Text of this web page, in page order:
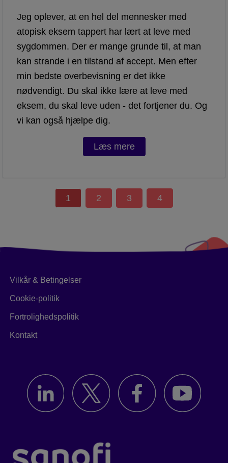
Jeg oplever, at en hel del mennesker med
atopisk eksem tappert har lært at leve med
sygdommen. Der er mange grunde til, at man
kan strande i en tilstand af accept. Men efter
min bedste overbevisning er det ikke
nødvendigt. Du skal ikke lære at leve med
eksem, du skal leve uden - det fortjener du. Og
vi kan også hjælpe dig.
Læs mere
1 2 3 4
Vilkår & Betingelser
Cookie-politik
Fortrolighedspolitik
Kontakt